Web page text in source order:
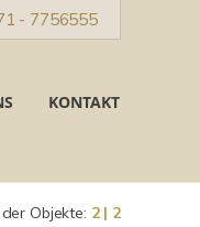
- 7756555
KONTAKT
Objekte: 2 | 2